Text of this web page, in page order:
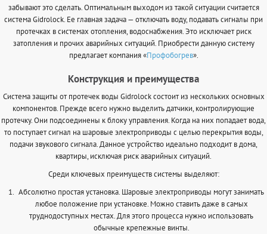
забывают это сделать. Оптимальным выходом из такой ситуации считается
система Gidrolock. Ее главная задача — отключать воду, подавать сигналы при
протечках в системах отопления, водоснабжения. Это исключает риск
затопления и прочих аварийных ситуаций. Приобрести данную систему
предлагает компания «Профобогрев».
Конструкция и преимущества
Система защиты от протечек воды Gidrolock состоит из нескольких основных
компонентов. Прежде всего нужно выделить датчики, контролирующие
протечку. Они подсоединены к блоку управления. Когда на них попадает вода,
то поступает сигнал на шаровые электроприводы с целью перекрытия воды,
подачи звукового сигнала. Данное устройство идеально подходит в дома,
квартиры, исключая риск аварийных ситуаций.
Среди ключевых преимуществ системы выделяют:
Абсолютно простая установка. Шаровые электроприводы могут занимать
любое положение при установке. Можно ставить даже в самых
труднодоступных местах. Для этого процесса нужно использовать
обычные крепежные винты.